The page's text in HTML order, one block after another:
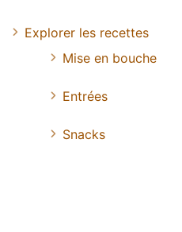
Explorer les recettes
Mise en bouche
Entrées
Snacks